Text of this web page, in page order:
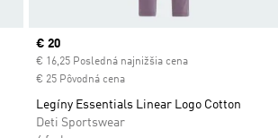
Current price
€ 20
€ 16,25 Posledná najnižšia cena
€ 25 Pôvodná cena
Legíny Essentials Linear Logo Cotton
Deti Sportswear